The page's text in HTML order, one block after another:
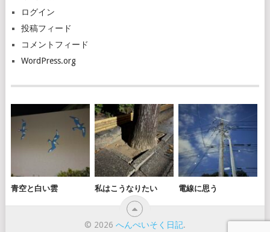
ログイン
投稿フィード
コメントフィード
WordPress.org
青空と白い雲 私はこうなりたい 電線に思う
© 2026 へんぺいそく日記.